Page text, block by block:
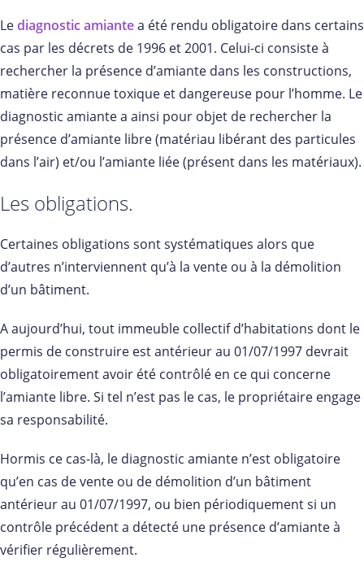
Lediagnostic amiantea été rendu obligatoire dans certains
cas par les décrets de 1996 et 2001. Celui-ci consiste à
rechercher la présence d’amiante dans les constructions,
matière reconnue toxique et dangereuse pour l’homme. Le
diagnostic amiante a ainsi pour objet de rechercher la
présence d’amiante libre (matériau libérant des particules
dans l’air) et/ou l’amiante liée (présent dans les matériaux).
Les obligations.
Certaines obligations sont systématiques alors que
d’autres n’interviennent qu’à la vente ou à la démolition
d’un bâtiment.
A aujourd’hui, tout immeuble collectif d’habitations dont le
permis de construire est antérieur au 01/07/1997 devrait
obligatoirement avoir été contrôlé en ce qui concerne
l’amiante libre. Si tel n’est pas le cas, le propriétaire engage
sa responsabilité.
Hormis ce cas-là, le diagnostic amiante n’est obligatoire
qu’en cas de vente ou de démolition d’un bâtiment
antérieur au 01/07/1997, ou bien périodiquement si un
contrôle précédent a détecté une présence d’amiante à
vérifier régulièrement.